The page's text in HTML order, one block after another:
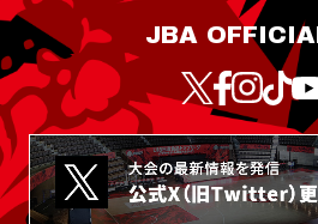
JBA